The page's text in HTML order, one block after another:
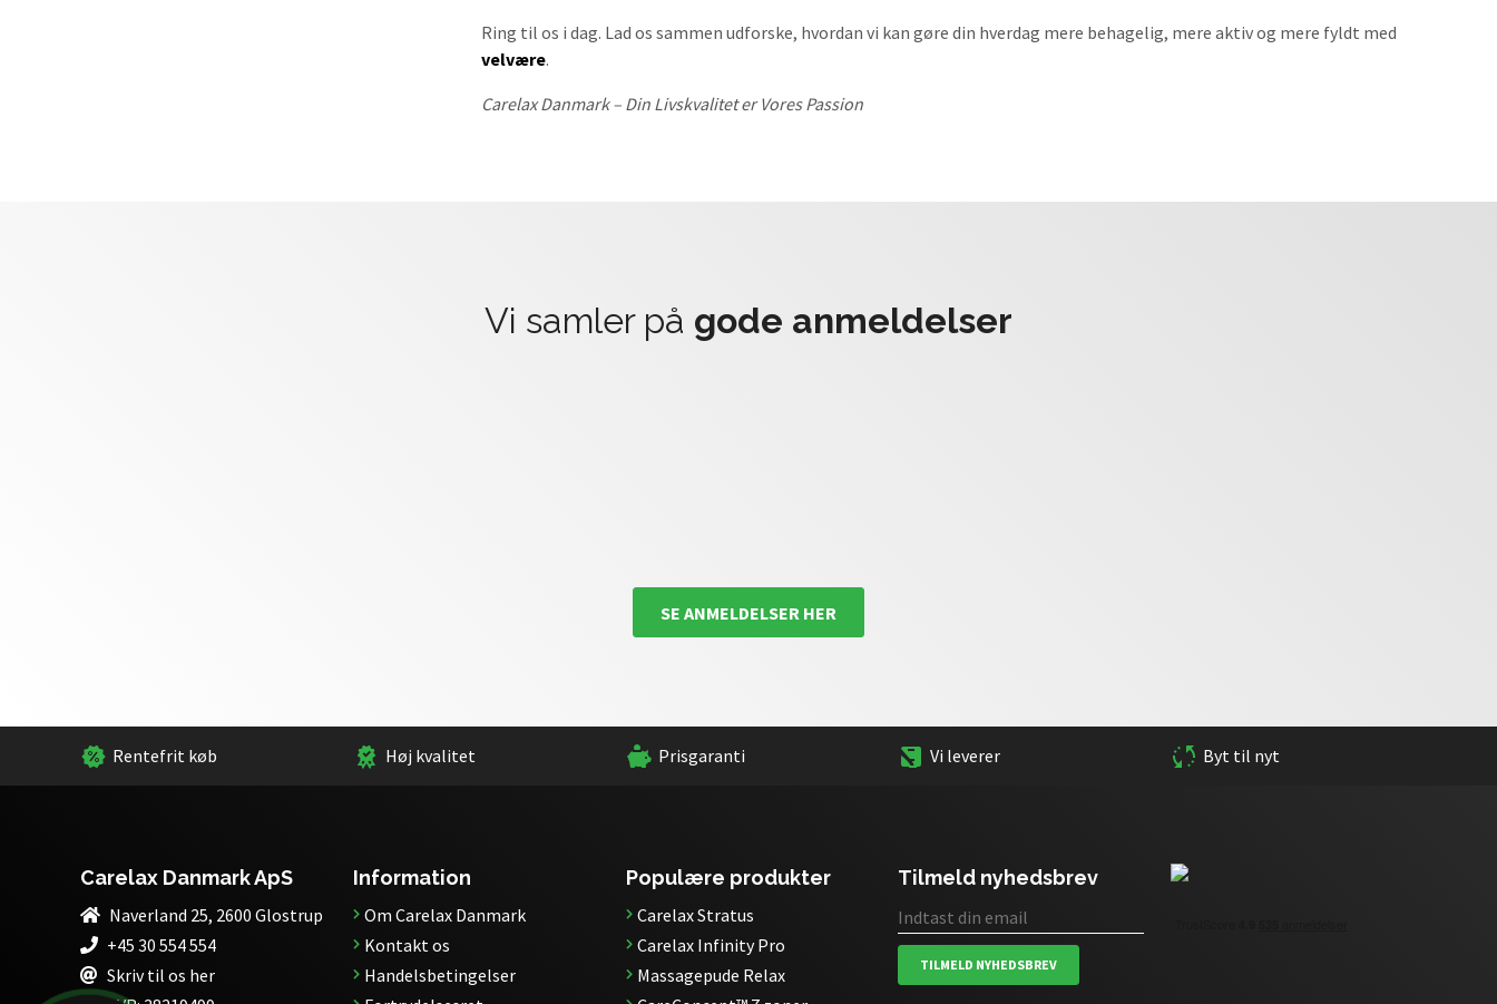
Ring til os i dag. Lad os sammen udforske, hvordan vi kan gøre din hverdag mere behagelig, mere aktiv og mere fyldt med
velvære.
Carelax Danmark – Din Livskvalitet er Vores Passion
Vi samler på gode anmeldelser
SE ANMELDELSER HER
Rentefrit køb Høj kvalitet Prisgaranti Vi leverer Byt til nyt
Carelax Danmark ApS
Naverland 25, 2600 Glostrup
+45 30 554 554
Skriv til os her
Information
Om Carelax Danmark
Kontakt os
Handelsbetingelser
Populære produkter
Carelax Stratus
Carelax Infinity Pro
Massagepude Relax
Tilmeld nyhedsbrev
TILMELD NYHEDSBREV